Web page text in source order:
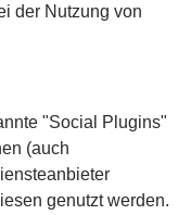
der Nutzung von
"Social Plugins"
(auch
genutzt werden.